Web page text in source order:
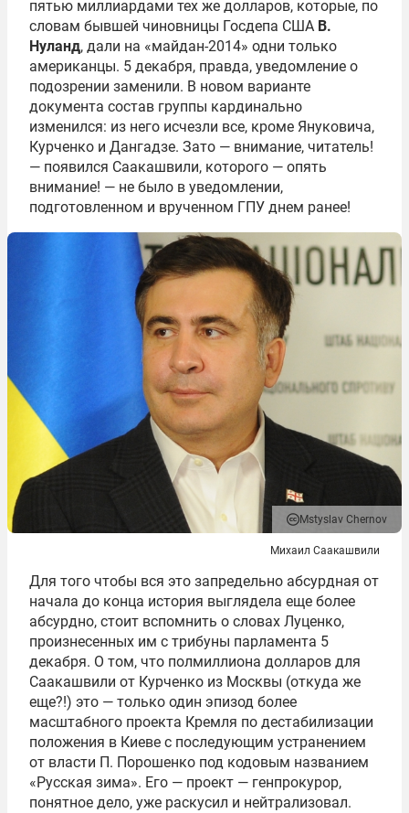
пятью миллиардами тех же долларов, которые, по
словам бывшей чиновницы Госдепа США В.
Нуланд, дали на «майдан-2014» одни только
американцы. 5 декабря, правда, уведомление о
подозрении заменили. В новом варианте
документа состав группы кардинально
изменился: из него исчезли все, кроме Януковича,
Курченко и Дангадзе. Зато — внимание, читатель!
— появился Саакашвили, которого — опять
внимание! — не было в уведомлении,
подготовленном и врученном ГПУ днем ранее!
Mstyslav Chernov
Михаил Саакашвили
Для того чтобы вся это запредельно абсурдная от
начала до конца история выглядела еще более
абсурдно, стоит вспомнить о словах Луценко,
произнесенных им с трибуны парламента 5
декабря. О том, что полмиллиона долларов для
Саакашвили от Курченко из Москвы (откуда же
еще?!) это — только один эпизод более
масштабного проекта Кремля по дестабилизации
положения в Киеве с последующим устранением
от власти П. Порошенко под кодовым названием
«Русская зима». Его — проект — генпрокурор,
понятное дело, уже раскусил и нейтрализовал.